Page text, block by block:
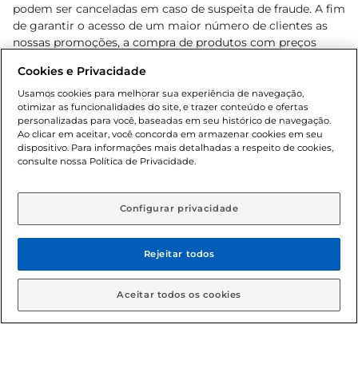
podem ser canceladas em caso de suspeita de fraude. A fim
de garantir o acesso de um maior número de clientes as
nossas promoções, a compra de produtos com preços
cliente. Os preços, ofertas e condições são exclusivos para
o e-commerce e válidos durante o dia de hoje, podendo
sofrer alterações sem prévia notificação. Proibida a venda
de bebidas alcoólicas para menores de 18 anos, conforme
Lei n.º 8069/90, art. 81, inciso II (Estatuto da Criança e do
Adolescente). Preços e condições exclusivos para o
aviso prévio. O valor mínimo para as compras on-line é de
© 2026 Copyright. Todos os direitos
reservados Gbarbosa.
Cookies e Privacidade
Usamos cookies para melhorar sua experiência de navegação,
otimizar as funcionalidades do site, e trazer conteúdo e ofertas
personalizadas para você, baseadas em seu histórico de navegação.
Ao clicar em aceitar, você concorda em armazenar cookies em seu
dispositivo. Para informações mais detalhadas a respeito de cookies,
consulte nossa Política de Privacidade.
Configurar privacidade
Rejeitar todos
Aceitar todos os cookies